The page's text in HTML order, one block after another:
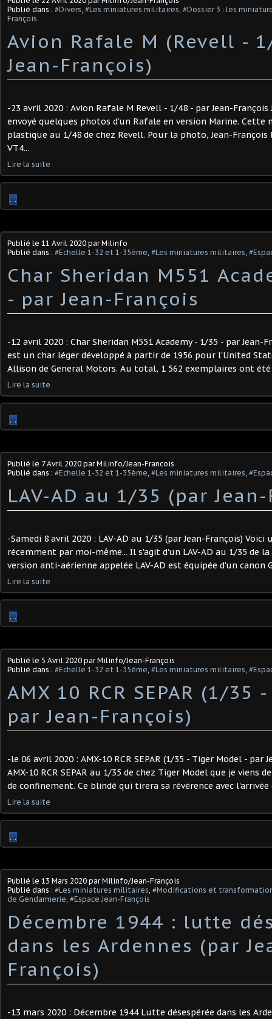
Publié dans : #Divers, #Les miniatures militaires, #Dossier 3 : les
François
Avion Rafale M (Revell -
Jean-François)
-23 avril 2020 : Avion Rafale M Revell - 1/48 - par Jean-François
envoyé quelques photos d'un Rafale en version Marine.
plastique au 1/48 de chez Revell. Pour la photo, Jean-François
VT4...
Lire la suite
…
Publié le 11 Avril 2020 par Milinfo
Publié dans : #Echelle 1-32 et 1-35ème, #Les miniatures militaires,
Char Sheridan M551
- par Jean-François
-12 avril 2020 : Char Sheridan M551 Academy - 1/35 - par Jean-
est un char léger développé à partir de 1956 pour l'United
Allison de General Motors. Au total, 1 562 exemplaires ont
Lire la suite
…
Publié le 7 Avril 2020 par Milinfo/Jean-Francois
Publié dans : #Echelle 1-32 et 1-35ème, #Les miniatures militaires,
LAV-AD au 1/35 (par
-Samedi 8 avril 2020 : LAV-AD au 1/35 (par Jean-François)
récemment par moi-même... Il s'agit d'un LAV-AD au 1/35 de
version anti-aérienne appelée LAV-AD est équipée d'un canon
Lire la suite
…
Publié le 5 Avril 2020 par Milinfo/Jean-François
Publié dans : #Echelle 1-32 et 1-35ème, #Les miniatures militaires,
AMX 10 RCR SEPAR (1/35
par Jean-François)
-le 06 avril 2020 : AMX-10 RCR SEPAR (1/35 - Tiger Model - par
AMX-10 RCR SEPAR au 1/35 de chez Tiger Model que je viens
de confinement. Ce blindé qui tirera sa révérence avec l'arrivée
Lire la suite
…
Publié le 13 Mars 2020 par Milinfo/Jean-François
Publié dans : #Les miniatures militaires, #Modifications et
de Gendarmerie, #Espace Jean-François
Décembre 1944 : lutte
dans les Ardennes (par
François)
-13 mars 2020 : Décembre 1944 Lutte désespérée dans les